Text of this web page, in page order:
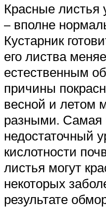
Красные листья
– вполне
Кустарник
его листва
естественным
причины
весной и летом
разными. Самая
недостаточный
кислотности
листья могут
некоторых
результате